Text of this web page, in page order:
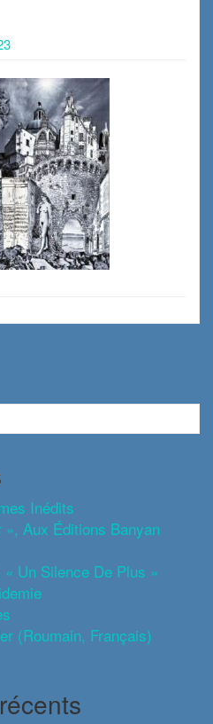
Inédits
Aux Éditions Banyan
Un Silence De Plus »
(roumain, Français)